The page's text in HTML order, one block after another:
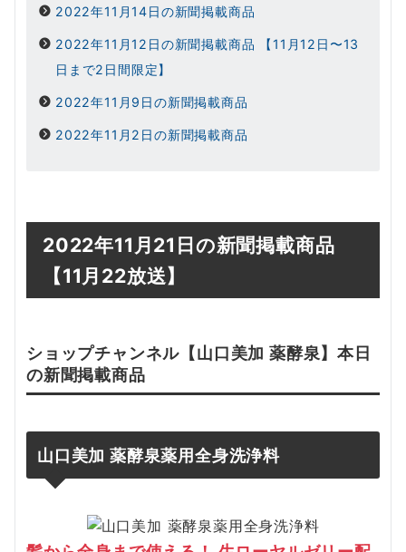
2022年11月14日の新聞掲載商品
2022年11月12日の新聞掲載商品 【11月12日〜13
日まで2日間限定】
2022年11月9日の新聞掲載商品
2022年11月2日の新聞掲載商品
2022年11月21日の新聞掲載商品
【11 月22放送】
ショップチャンネル【山口美加 薬酵泉】本日
の新聞掲載商品
山口美加 薬酵泉薬用全身洗浄料